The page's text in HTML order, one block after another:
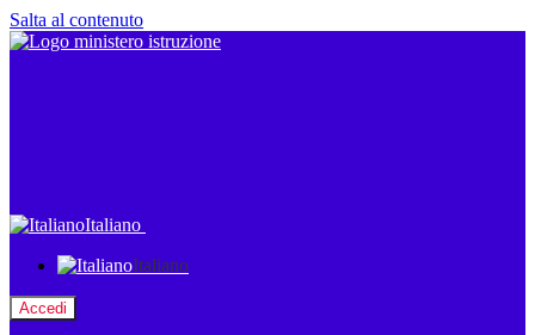
Salta al contenuto
Italiano
Italiano
Accedi